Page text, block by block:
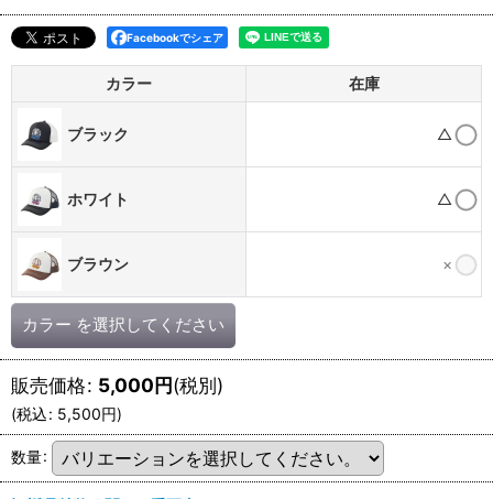
Facebookでシェア
カラー 在庫
ブラック △
ホワイト △
ブラウン ×
カラー を選択してください
販売価格: 5,000円(税別)
(税込: 5,500円)
数量: